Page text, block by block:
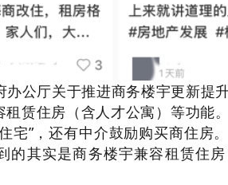
办公厅关于推进商务楼宇更新提
赁住房（含人才公寓）等功能
宅”，还有中介鼓励购买商住房。
的其实是商务楼宇兼容租赁住